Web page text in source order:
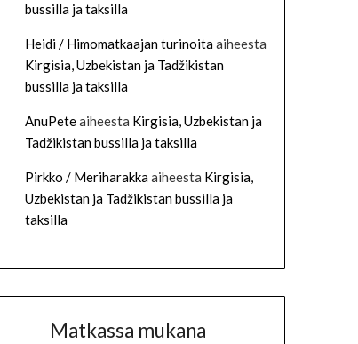
bussilla ja taksilla
Heidi / Himomatkaajan turinoitaaiheesta
Kirgisia, Uzbekistan ja Tadžikistan
bussilla ja taksilla
AnuPeteaiheesta Kirgisia, Uzbekistan ja
Tadžikistan bussilla ja taksilla
Pirkko / Meriharakkaaiheesta Kirgisia,
Uzbekistan ja Tadžikistan bussilla ja
taksilla
Matkassa mukana